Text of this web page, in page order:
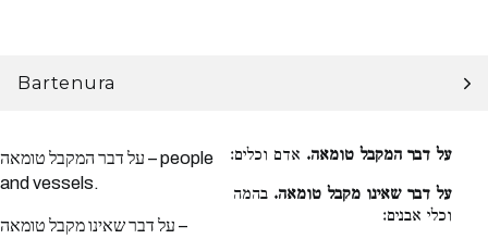
Bartenura
על דבר המקבל טומאה – people
and vessels.
על דבר שאינו מקבל טומאה –
על דבר המקבל טומאה. אדם וכלים:
על דבר שאינו מקבל טומאה. בהמה
וכלי אבנים: